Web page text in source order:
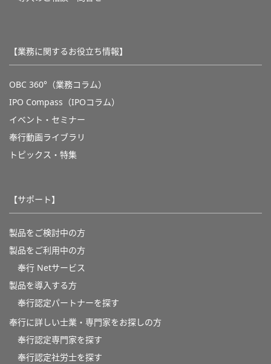
【業務に関するお役立ち情報】
OBC 360°（業務コラム）
IPO Compass（IPOコラム）
イベント・セミナー
奉行動画ライブラリ
トピックス・特集
【サポート】
製品をご検討中の方
製品をご利用中の方
奉行 Netサービス
製品を導入する方
奉行認定パートナーを探す
奉行に詳しい士業・専門家をお探しの方
奉行認定専門家を探す
奉行認定社労士を探す